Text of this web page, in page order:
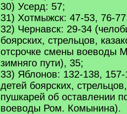
30) Усерд: 57;
31) Хотмыжск: 47-53, 76-
32) Чернавск: 29-34
боярских, стрельцов,
отсрочке смены воеводы
зимняго пути), 35;
33) Яблонов: 132-138, 157-
детей боярских,
пушкарей об оставлении
воеводы Ром. Комынина).